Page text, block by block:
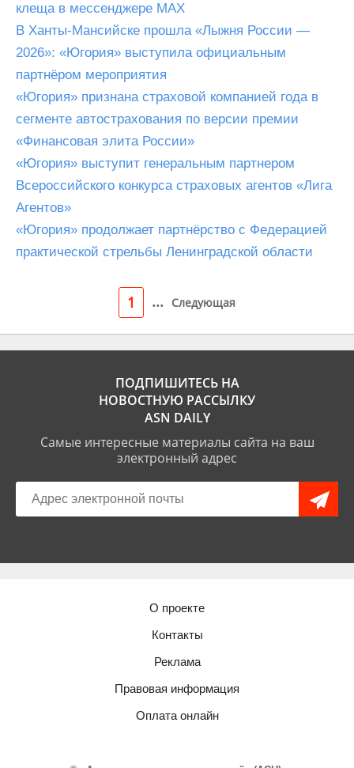
клеща в мессенджере MAX
В Ханты-Мансийске прошла «Лыжня России —
2026»: «Югория» выступила официальным
партнёром мероприятия
«Югория» признана страховой компанией года в
сегменте автострахования по версии премии
«Финансовая элита России»
«Югория» выступит генеральным партнером
Всероссийского конкурса страховых агентов «Лига
Агентов»
«Югория» продолжает партнёрство с Федерацией
практической стрельбы Ленинградской области
1 ... Следующая
ПОДПИШИТЕСЬ НА
НОВОСТНУЮ РАССЫЛКУ
ASN DAILY
Самые интересные материалы сайта на ваш
электронный адрес
О проекте
Контакты
Реклама
Правовая информация
Оплата онлайн